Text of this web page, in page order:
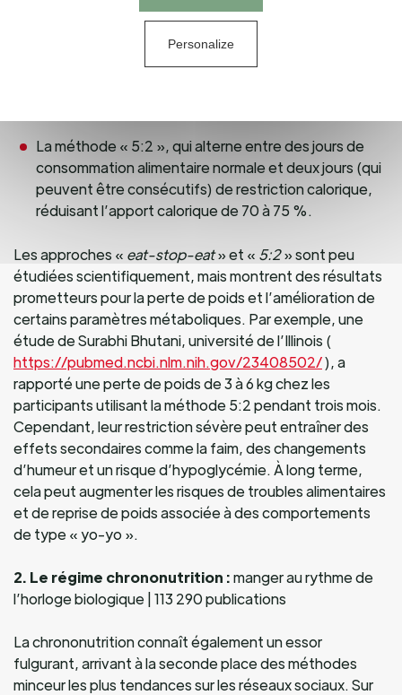
», qui a pour principe d’alterner
des journées où l’on mange normalement et des
La méthode « 5:2 », qui alterne entre des jours de
consommation alimentaire normale et deux jours (qui
peuvent être consécutifs) de restriction calorique,
réduisant l’apport calorique de 70 à 75 %.
Les approches « eat-stop-eat» et « 5:2» sont peu
étudiées scientifiquement, mais montrent des résultats
prometteurs pour la perte de poids et l’amélioration de
certains paramètres métaboliques. Par exemple, une
étude de Surabhi Bhutani, université de l’Illinois (
https://pubmed.ncbi.nlm.nih.gov/23408502/), a
rapporté une perte de poids de 3 à 6 kg chez les
participants utilisant la méthode 5:2 pendant trois mois.
Cependant, leur restriction sévère peut entraîner des
effets secondaires comme la faim, des changements
d’humeur et un risque d’hypoglycémie. À long terme,
cela peut augmenter les risques de troubles alimentaires
et de reprise de poids associée à des comportements
de type « yo-yo ».
2. Le régime chrononutrition :manger au rythme de
l’horloge biologique | 113 290 publications
La chrononutrition connaît également un essor
fulgurant, arrivant à la seconde place des méthodes
minceur les plus tendances sur les réseaux sociaux. Sur
Personalize